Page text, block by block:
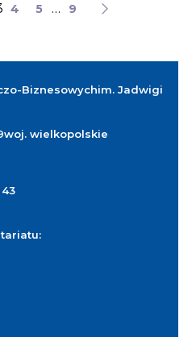
4 5 … 9
Biznesowychim. Jadwigi
woj. wielkopolskie